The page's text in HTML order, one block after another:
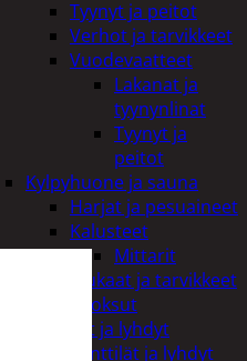
Tyynyt ja peitot
Verhot ja tarvikkeet
Vuodevaatteet
Lakanat ja
tyynynlinat
Tyynyt ja
peitot
Kylpyhuone ja sauna
Harjat ja pesuaineet
Kalusteet
Mittarit
Kiukaat ja tarvikkeet
Tuoksut
Kynttilät ja lyhdyt
Kynttilät ja lyhdyt